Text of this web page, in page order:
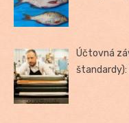
Účtovná
štandardy):